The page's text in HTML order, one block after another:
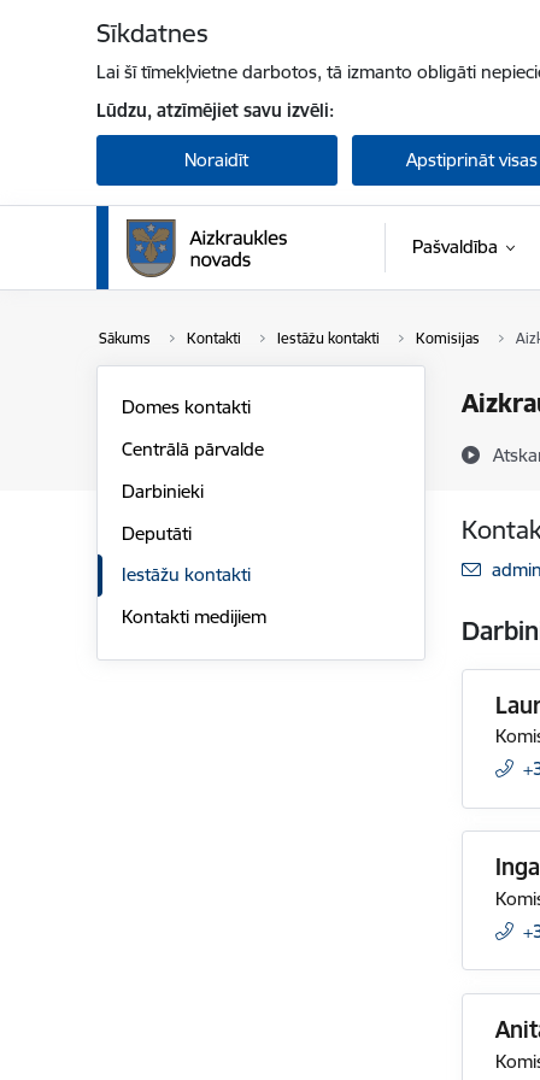
Sīkdatnes
Lai šī tīmekļvietne darbotos, tā izmanto obligāti
Lūdzu, atzīmējiet savu izvēli:
Noraidīt Apstiprināt visas
Pašvaldība
Sākums Kontakti Iestāžu kontakti Komisijas
Domes kontakti
Centrālā pārvalde
Darbinieki
Deputāti
Iestāžu kontakti
Kontakti medijiem
E-